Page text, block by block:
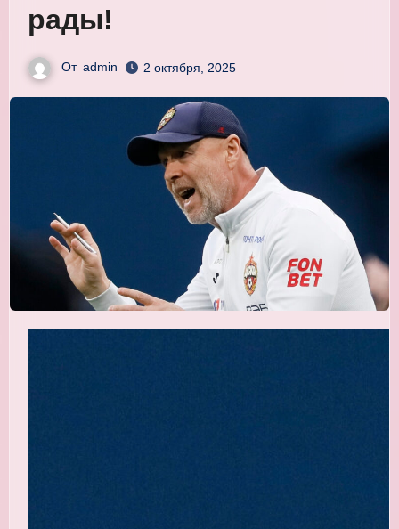
рады!
От admin 2 октября, 2025